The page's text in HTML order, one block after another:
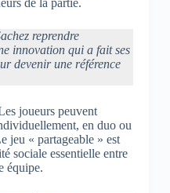
de la partie.
reprendre
innovation qui a fait ses
devenir une référence
joueurs peuvent
en duo ou
jeu « partageable » est
sociale essentielle entre
équipe.